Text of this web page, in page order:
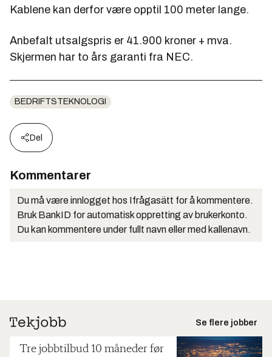
Kablene kan derfor være opptil 100 meter lange.
Anbefalt utsalgspris er 41.900 kroner + mva.
Skjermen har to års garanti fra NEC.
BEDRIFTSTEKNOLOGI
Del
Kommentarer
Du må være innlogget hos Ifrågasätt for å kommentere.
Bruk BankID for automatisk oppretting av brukerkonto.
Du kan kommentere under fullt navn eller med kallenavn.
Se flere jobber
Tre jobbtilbud 10 måneder før